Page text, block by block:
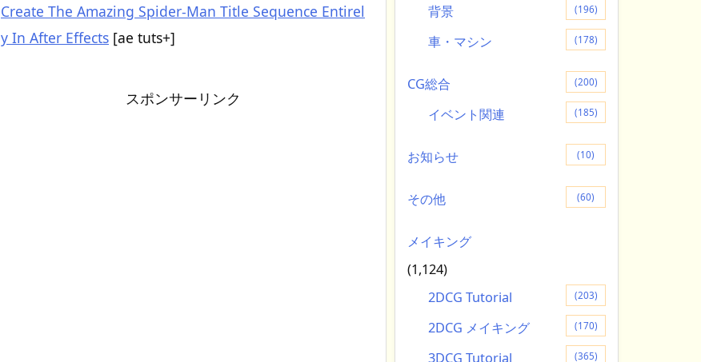
Create The Amazing Spider-Man Title Sequence Entirel
y In After Effects [ae tuts+]
スポンサーリンク
背景 (196)
車・マシン (178)
CG総合 (200)
イベント関連 (185)
お知らせ (10)
その他 (60)
メイキング
(1,124)
2DCG Tutorial
(203)
2DCG メイキング (170)
3DCG Tutorial (365)